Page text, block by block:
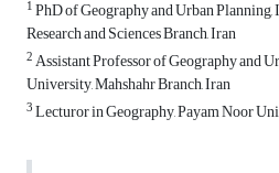
1PhD of Geography and Urban
Research and Sciences Branch, Iran
2Assistant Professor of Geography and
University, Mahshahr Branch, Iran
3Lecturor in Geography, Payam Noor